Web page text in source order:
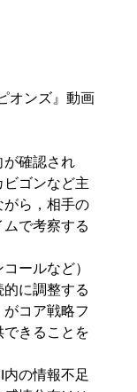
オンズ』動画
確認され
ゴンなど主
がら，相手の
で考察する
ールなど）
に調整する
コア戦略フ
できることを
の情報不足